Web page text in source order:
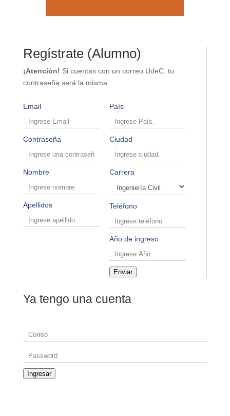
Regístrate (Alumno)
¡Atención! Si cuentas con un correo UdeC, tu
contraseña será la misma.
Email
Contraseña
Nombre
Apellidos
País
Ciudad
Carrera
Teléfono
Año de ingreso
Enviar
Ya tengo una cuenta
Ingresar